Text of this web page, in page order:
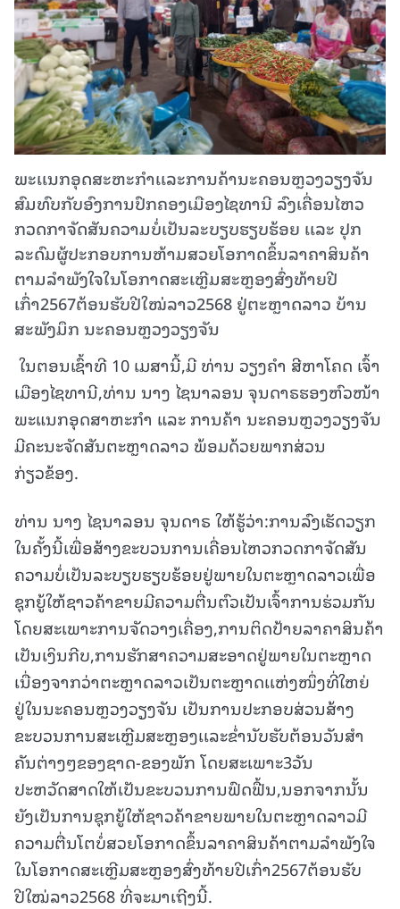
ພະເເນກອຸດສະຫະກໍາເເລະການຄ້ານະຄອນຫຼວງວຽງຈັນ
ສົມທົບກັບອົງການປົກຄອງເມືອງໄຊທານີ ລົງເຄື່ອນໄຫວ
ກວດກາຈັດສັນຄວາມບໍ່ເປັນລະບຽບຮຽບຮ້ອຍ ເເລະ ປຸກ
ລະດົມຜູ້ປະກອບການຫ້າມສວຍໂອກາດຂຶ້ນລາຄາສິນຄ້າ
ຕາມລໍາພັງໃຈໃນໂອກາດສະເຫຼີມສະຫຼອງສົ່ງທ້າຍປີ
ເກົ່າ2567ຕ້ອນຮັບປີໃໝ່ລາວ2568 ຢູ່ຕະຫຼາດລາວ ບ້ານ
ສະພັງມຶກ ນະຄອນຫຼວງວຽງຈັນ
ໃນຕອນເຊົ້າທີ 10 ເມສານີ້,ມີ ທ່ານ ວຽງຄໍາ ສີຫາໂຄດ ເຈົ້າ
ເມືອງໄຊທານີ,ທ່ານ ນາງ ໄຊນາລອນ ຈຸນດາຣຮອງຫົວໜ້າ
ພະແນກອຸດສາຫະກໍາ ແລະ ການຄ້າ ນະຄອນຫຼວງວຽງຈັນ
ມີຄະນະຈັດສັນຕະຫຼາດລາວ ພ້ອມດ້ວຍພາກສ່ວນ
ກ່ຽວຂ້ອງ.
ທ່ານ ນາງ ໄຊນາລອນ ຈຸນດາຣ ໃຫ້ຮູ້ວ່າ:ການລົງເຮັດວຽກ
ໃນຄັ້ງນີ້ເພື່ອສ້າງຂະບວນການເຄື່ອນໄຫວກວດກາຈັດສັນ
ຄວາມບໍ່ເປັນລະບຽບຮຽບຮ້ອຍຢູ່ພາຍໃນຕະຫຼາດລາວເພື່ອ
ຊຸກຍູ້ໃຫ້ຊາວຄ້າຂາຍມີຄວາມຕື່ນຕົວເປັນເຈົ້າການຮ່ວມກັນ
ໂດຍສະເພາະການຈັດວາງເຄື່ອງ,ການຕິດປ້າຍລາຄາສິນຄ້າ
ເປັນເງິນກີບ,ການຮັກສາຄວາມສະອາດຢູ່ພາຍໃນຕະຫຼາດ
ເນື່ອງຈາກວ່າຕະຫຼາດລາວເປັນຕະຫຼາດເເຫ່ງໜຶ່ງທີ່ໃຫຍ່
ຢູ່ໃນນະຄອນຫຼວງວຽງຈັນ ເປັນການປະກອບສ່ວນສ້າງ
ຂະບວນການສະເຫຼີມສະຫຼອງເເລະຂໍ່ານັບຮັບຕ້ອນວັນສໍາ
ຄັນຕ່າງໆຂອງຊາດ-ຂອງພັກ ໂດຍສະເພາະ3ວັນ
ປະຫວັດສາດໃຫ້ເປັນຂະບວນການຟົດຟື້ນ,ນອກຈາກນັ້ນ
ຍັງເປັນການຊຸກຍູ້ໃຫ້ຊາວຄ້າຂາຍພາຍໃນຕະຫຼາດລາວມີ
ຄວາມຕື່ນໂຕບໍ່ສວຍໂອກາດຂຶ້ນລາຄາສິນຄ້າຕາມລໍາພັງໃຈ
ໃນໂອກາດສະເຫຼີມສະຫຼອງສົ່ງທ້າຍປີເກົ່າ2567ຕ້ອນຮັບ
ປີໃໝ່ລາວ2568 ທີ່ຈະມາເຖີງນີ້.